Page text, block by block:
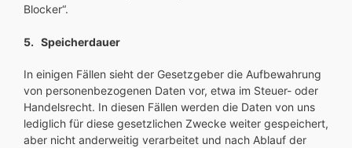
Blocker“.
5. Speicherdauer
In einigen Fällen sieht der Gesetzgeber die Aufbewahrung
von personenbezogenen Daten vor, etwa im Steuer- oder
Handelsrecht. In diesen Fällen werden die Daten von uns
lediglich für diese gesetzlichen Zwecke weiter gespeichert,
aber nicht anderweitig verarbeitet und nach Ablauf der